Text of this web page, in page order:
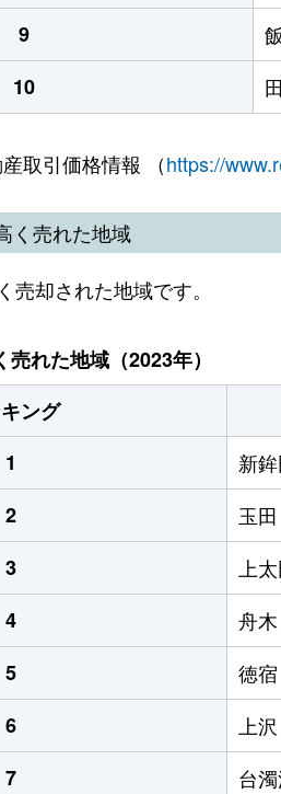
9
10
取引価格情報 （https://
く売れた地域
却された地域です。
れた地域（2023年）
ング
1
新
2
玉田
3
上
4
舟木
5
徳宿
6
上沢
7
台